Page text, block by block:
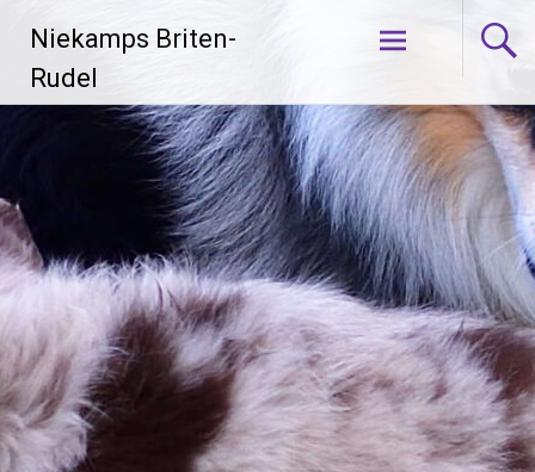
Inhalt
springen
Niekamps Briten-
Rudel